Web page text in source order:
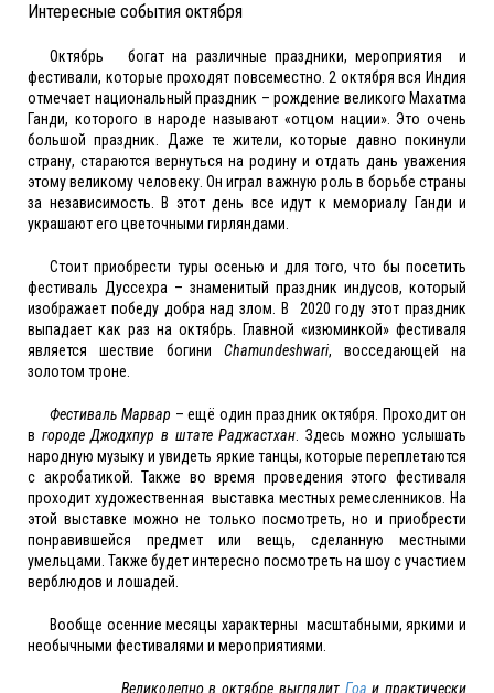
Интересные события октября
Октябрь богат на различные праздники, мероприятия и
фестивали, которые проходят повсеместно. 2 октября вся Индия
отмечает национальный праздник – рождение великого Махатма
Ганди, которого в народе называют «отцом нации». Это очень
большой праздник. Даже те жители, которые давно покинули
страну, стараются вернуться на родину и отдать дань уважения
этому великому человеку. Он играл важную роль в борьбе страны
за независимость. В этот день все идут к мемориалу Ганди и
украшают его цветочными гирляндами.
Стоит приобрести туры осенью и для того, что бы посетить
фестиваль Дуссехра – знаменитый праздник индусов, который
изображает победу добра над злом. В 2020 году этот праздник
выпадает как раз на октябрь. Главной «изюминкой» фестиваля
является шествие богини Chamundeshwari, восседающей на
золотом троне.
Фестиваль Марвар – ещё один праздник октября. Проходит он
в городе Джодхпур в штате Раджастхан . Здесь можно услышать
народную музыку и увидеть яркие танцы, которые переплетаются
с акробатикой. Также во время проведения этого фестиваля
проходит художественная выставка местных ремесленников. На
этой выставке можно не только посмотреть, но и приобрести
понравившейся предмет или вещь, сделанную местными
умельцами. Также будет интересно посмотреть на шоу с участием
верблюдов и лошадей.
Вообще осенние месяцы характерны масштабными, яркими и
необычными фестивалями и мероприятиями.
Великолепно в октябре выглядит Гоа и практически